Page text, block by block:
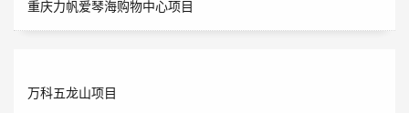
重庆力帆爱琴海购物中心项目
万科五龙山项目